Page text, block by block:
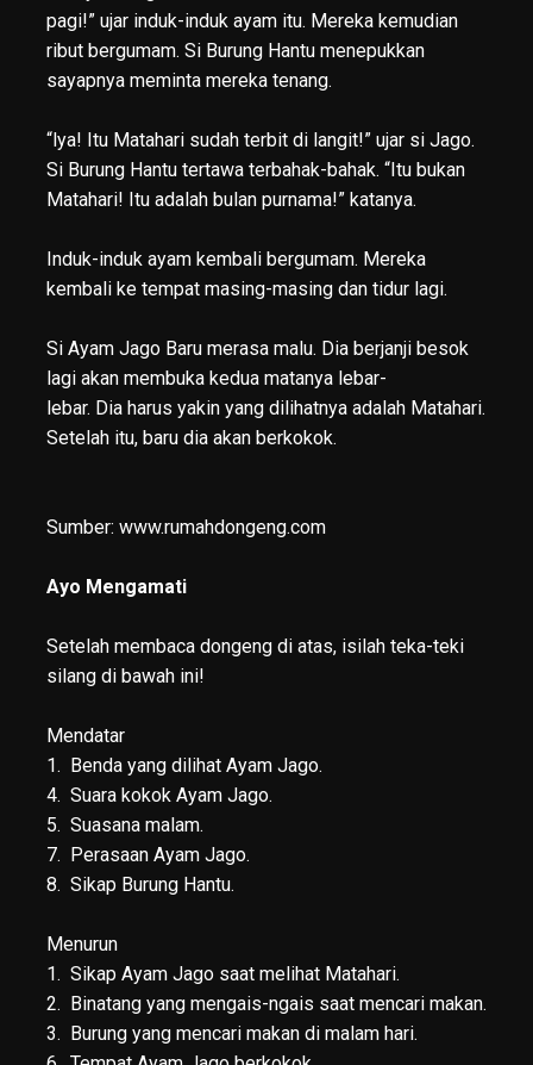
pagi!” ujar induk-induk ayam itu. Mereka kemudian
ribut bergumam. Si Burung Hantu menepukkan
sayapnya meminta mereka tenang.
“lya! Itu Matahari sudah terbit di langit!” ujar si Jago.
Si Burung Hantu tertawa terbahak-bahak. “Itu bukan
Matahari! Itu adalah bulan purnama!” katanya.
Induk-induk ayam kembali bergumam. Mereka
kembali ke tempat masing-masing dan tidur lagi.
Si Ayam Jago Baru merasa malu. Dia berjanji besok
lagi akan membuka kedua matanya lebar-
lebar. Dia harus yakin yang dilihatnya adalah Matahari.
Setelah itu, baru dia akan berkokok.
Sumber: www.rumahdongeng.com
Ayo Mengamati
Setelah membaca dongeng di atas, isilah teka-teki
silang di bawah ini!
Mendatar
1. Benda yang dilihat Ayam Jago.
4. Suara kokok Ayam Jago.
5. Suasana malam.
7. Perasaan Ayam Jago.
8. Sikap Burung Hantu.
Menurun
1. Sikap Ayam Jago saat melihat Matahari.
2. Binatang yang mengais-ngais saat mencari makan.
3. Burung yang mencari makan di malam hari.